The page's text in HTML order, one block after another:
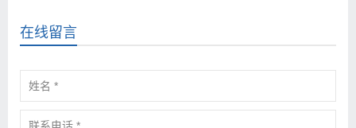
在线留言